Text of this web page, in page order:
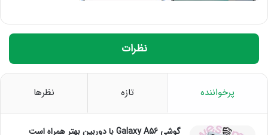
نظرات
پرخواننده تازه نظرها
گوشی Galaxy A56 با دوربین بهتر همراه است